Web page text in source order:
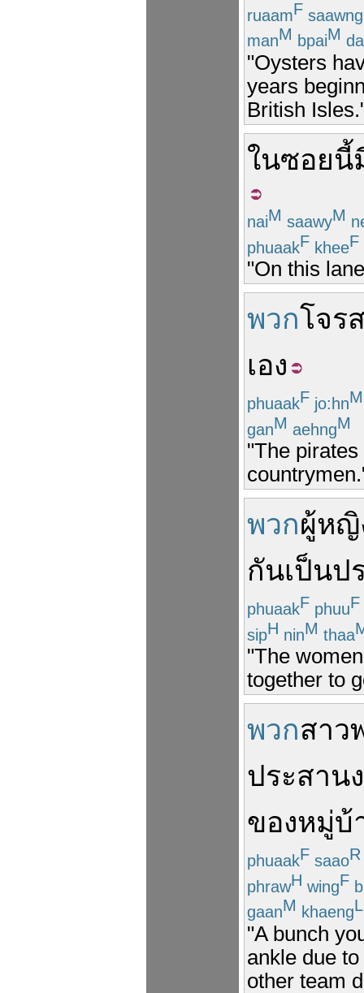
ruaamF saawng
manM bpaiM
"Oysters
years
British
ในซอยนี้
naiM saawyM
phuaakF kheeF
"On this
พวกโจร
เอง
phuaakF jo:hnM
ganM aehngM
"The
พวกผู้หญิ
กันเป็นป
phuaakF phuuF
sipH ninM thaa
"The
together to
พวกสาว
ประสาน
ของหมู่บ้
phuaakF saaoR
phrawH wingF
gaanM khaengL
"A bunch
ankle due
other team